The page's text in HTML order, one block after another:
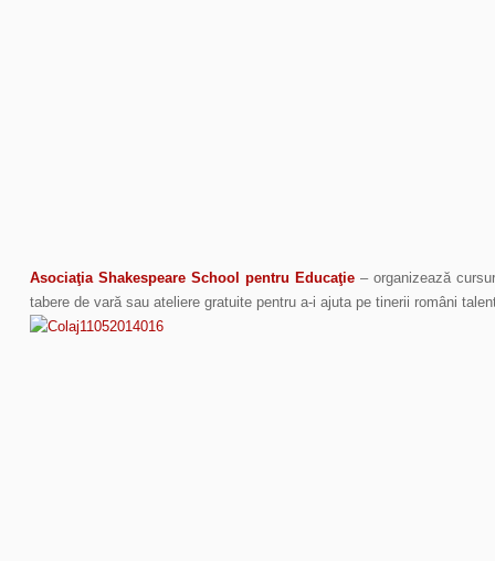
Asociaţia Shakespeare School pentru Educaţie – organizează
tabere de vară sau ateliere gratuite pentru a-i ajuta pe tinerii români